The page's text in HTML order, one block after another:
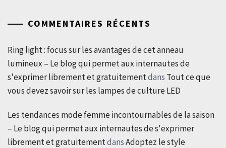
COMMENTAIRES RÉCENTS
Ring light : focus sur les avantages de cet anneau
lumineux – Le blog qui permet aux internautes de
s'exprimer librement et gratuitementdans Tout ce que
vous devez savoir sur les lampes de culture LED
Les tendances mode femme incontournables de la saison
– Le blog qui permet aux internautes de s'exprimer
librement et gratuitementdansAdoptez le style